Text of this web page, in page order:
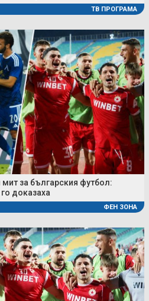
ТВ ПРОГРАМА
за българския футбол:
доказаха
ФЕН ЗОНА